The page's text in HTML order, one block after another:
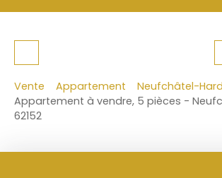
Vente Appartement
Neufchâtel-
Appartement à vendre, 5 pièces -
62152